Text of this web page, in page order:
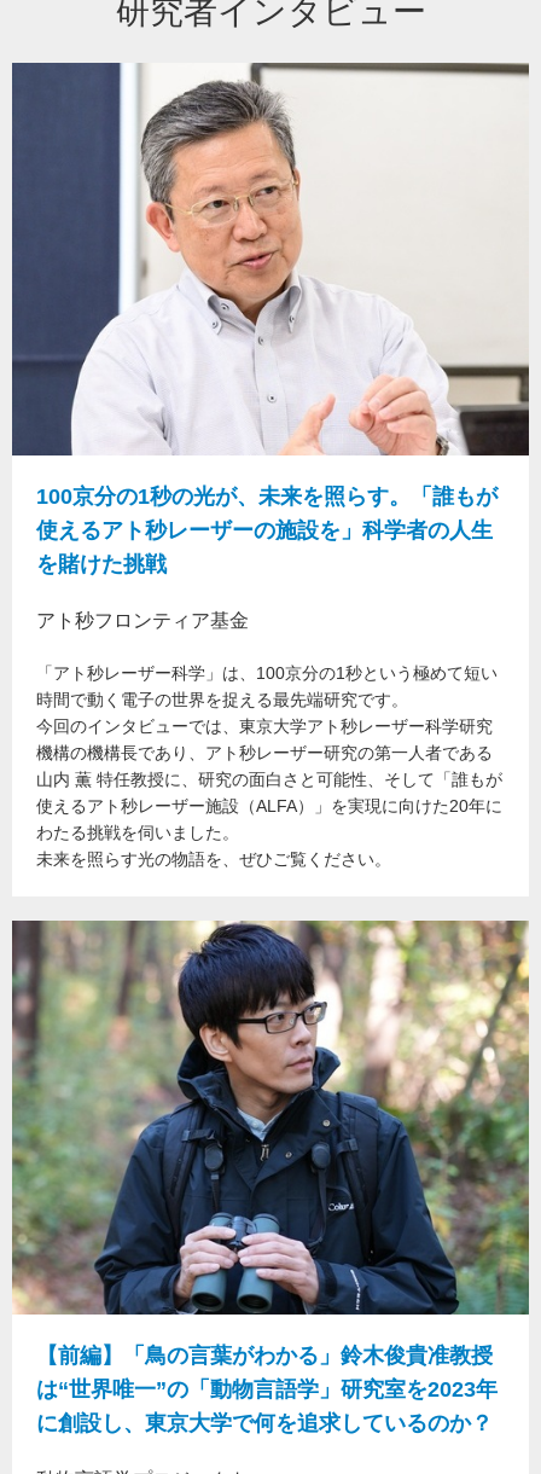
研究者インタビュー
100京分の1秒の光が、未来を照らす。「誰もが
使えるアト秒レーザーの施設を」科学者の人生
を賭けた挑戦
アト秒フロンティア基金
「アト秒レーザー科学」は、100京分の1秒という極めて短い
時間で動く電子の世界を捉える最先端研究です。
今回のインタビューでは、東京大学アト秒レーザー科学研究
機構の機構長であり、アト秒レーザー研究の第一人者である
山内 薫 特任教授に、研究の面白さと可能性、そして「誰もが
使えるアト秒レーザー施設（ALFA）」を実現に向けた20年に
わたる挑戦を伺いました。
未来を照らす光の物語を、ぜひご覧ください。
【前編】「鳥の言葉がわかる」鈴木俊貴准教授
は“世界唯一”の「動物言語学」研究室を2023年
に創設し、東京大学で何を追求しているのか？